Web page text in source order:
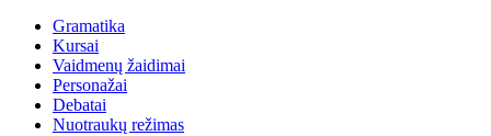
Gramatika
Kursai
Vaidmenų žaidimai
Personažai
Debatai
Nuotraukų režimas